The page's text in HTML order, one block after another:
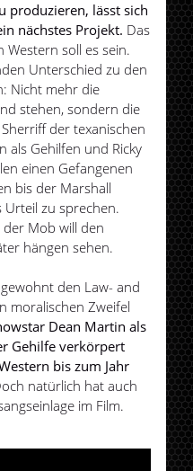
produzieren, lässt sich
nächstes Projekt. Das
soll es sein.
Unterschied zu den
Nicht mehr die
stehen, sondern die
der texanischen
als Gehilfen und Ricky
einen Gefangenen
bis der Marshall
zu sprechen.
der Mob will den
hängen sehen.
den Law- and
moralischen Zweifel
Dean Martin als
Gehilfe verkörpert
bis zum Jahr
natürlich hat auch
im Film.